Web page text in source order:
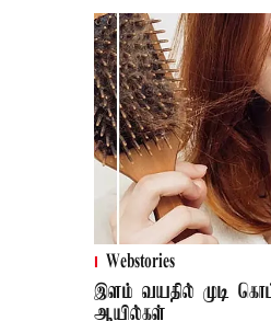
Webstories
இளம் வயதில் முடி
ஆயில்கள்